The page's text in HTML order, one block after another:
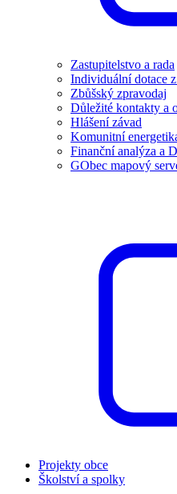
Zastupitelstvo a rada
Individuální dotace
Zbůšský zpravodaj
Důležité kontakty a
Hlášení závad
Komunitní
Finanční analýza a
GObec mapový
Projekty obce
Školství a spolky